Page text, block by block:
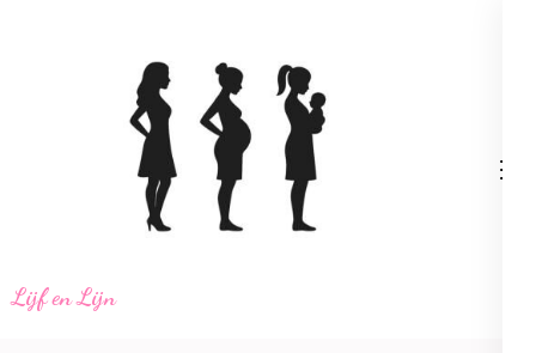
Lijf en Lijn